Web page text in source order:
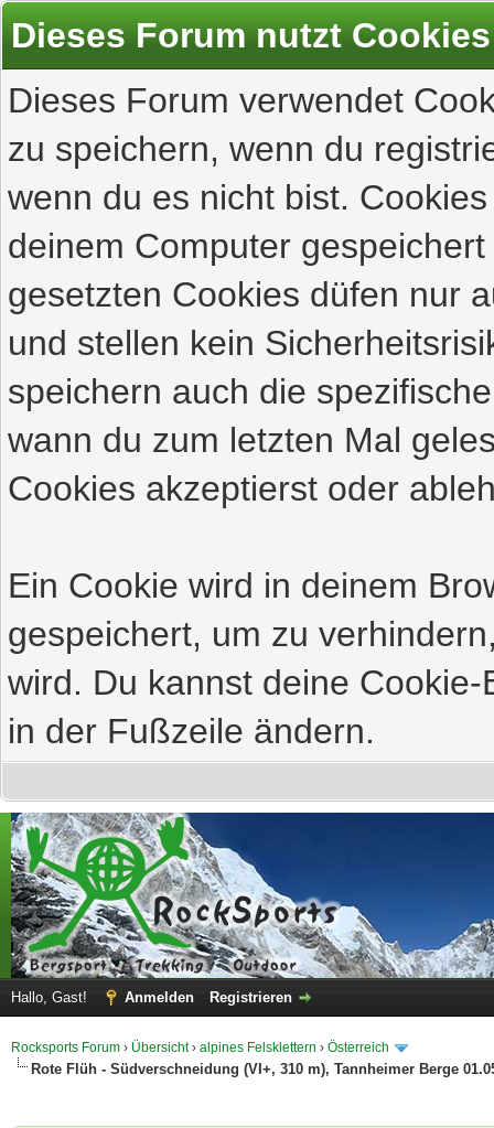
Dieses Forum nutzt Cookies
Dieses Forum verwendet
zu speichern, wenn du
wenn du es nicht bist.
deinem Computer
gesetzten Cookies düfen nur
und stellen kein
speichern auch die
wann du zum letzten Mal
Cookies akzeptierst oder
Ein Cookie wird in deinem
gespeichert, um zu
wird. Du kannst deine
in der Fußzeile ändern.
Hallo, Gast! Anmelden Registrieren
Rocksports Forum › Übersicht› alpines Felsklettern › Österreich
Rote Flüh - Südverschneidung (VI+, 310 m), Tannheimer Berge